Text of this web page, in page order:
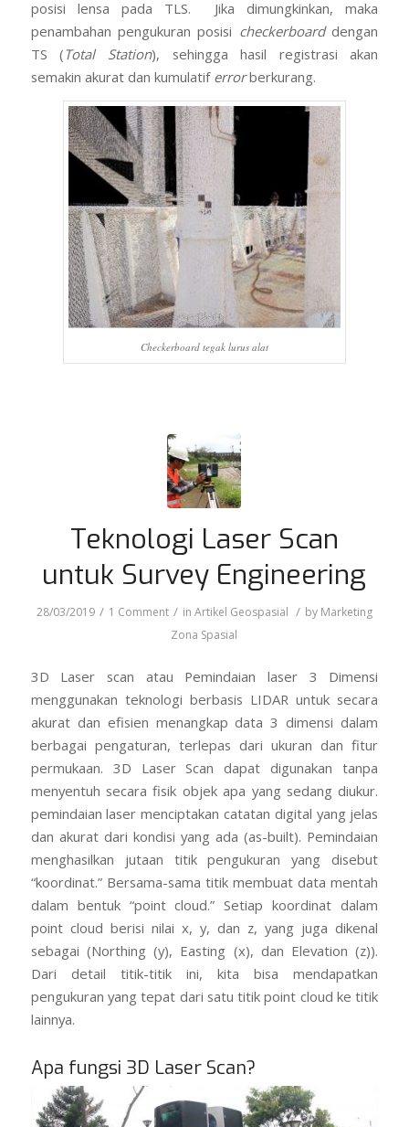
posisi lensa pada TLS. Jika dimungkinkan, maka
penambahan pengukuran posisi checkerboarddengan
TS (Total Station), sehingga hasil registrasi akan
semakin akurat dan kumulatif errorberkurang.
Checkerboard tegak lurus alat
Teknologi Laser Scan
untuk Survey Engineering
28/03/2019 / 1 Comment / in Artikel Geospasial / by Marketing
Zona Spasial
3D Laser scan atau Pemindaian laser 3 Dimensi
menggunakan teknologi berbasis LIDAR untuk secara
akurat dan efisien menangkap data 3 dimensi dalam
berbagai pengaturan, terlepas dari ukuran dan fitur
permukaan. 3D Laser Scan dapat digunakan tanpa
menyentuh secara fisik objek apa yang sedang diukur.
pemindaian laser menciptakan catatan digital yang jelas
dan akurat dari kondisi yang ada (as-built). Pemindaian
menghasilkan jutaan titik pengukuran yang disebut
“koordinat.” Bersama-sama titik membuat data mentah
dalam bentuk “point cloud.” Setiap koordinat dalam
point cloud berisi nilai x, y, dan z, yang juga dikenal
sebagai (Northing (y), Easting (x), dan Elevation (z)).
Dari detail titik-titik ini, kita bisa mendapatkan
pengukuran yang tepat dari satu titik point cloud ke titik
lainnya.
Apa fungsi 3D Laser Scan?